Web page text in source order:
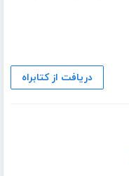
دریافت از کتابراه